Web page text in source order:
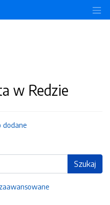
w Redzie
dodane
Szukaj